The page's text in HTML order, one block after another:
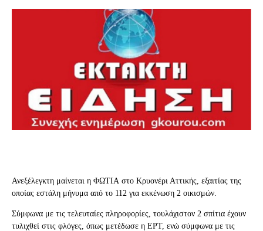
Ανεξέλεγκτη μαίνεται η ΦΩΤΙΑ στο Κρυονέρι Αττικής, εξαιτίας της
οποίας εστάλη μήνυμα από το 112 για εκκένωση 2 οικισμών.
Σύμφωνα με τις τελευταίες πληροφορίες, τουλάχιστον 2 σπίτια έχουν
τυλιχθεί στις φλόγες, όπως μετέδωσε η ΕΡΤ, ενώ σύμφωνα με τις